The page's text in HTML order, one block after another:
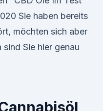
Sie haben bereits
möchten sich aber
Sie hier genau